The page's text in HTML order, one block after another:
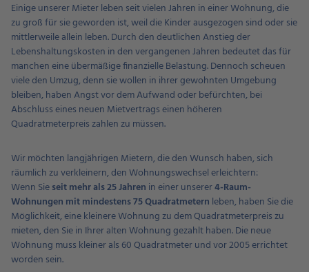
Einige unserer Mieter leben seit vielen Jahren in einer Wohnung, die
zu groß für sie geworden ist, weil die Kinder ausgezogen sind oder sie
mittlerweile allein leben. Durch den deutlichen Anstieg der
Lebenshaltungskosten in den vergangenen Jahren bedeutet das für
manchen eine übermäßige finanzielle Belastung. Dennoch scheuen
viele den Umzug, denn sie wollen in ihrer gewohnten Umgebung
bleiben, haben Angst vor dem Aufwand oder befürchten, bei
Abschluss eines neuen Mietvertrags einen höheren
Quadratmeterpreis zahlen zu müssen.
Wir möchten langjährigen Mietern, die den Wunsch haben, sich
räumlich zu verkleinern, den Wohnungswechsel erleichtern:
Wenn Sieseit mehr als 25 Jahren in einer unserer4-Raum-
Wohnungen mit mindestens 75 Quadratmetern leben, haben Sie die
Möglichkeit, eine kleinere Wohnung zu dem Quadratmeterpreis zu
mieten, den Sie in Ihrer alten Wohnung gezahlt haben. Die neue
Wohnung muss kleiner als 60 Quadratmeter und vor 2005 errichtet
worden sein.